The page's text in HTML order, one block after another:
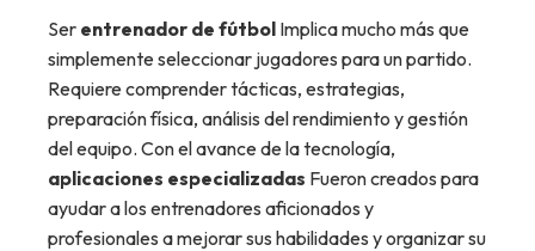
Ser entrenador de fútbol Implica mucho más que
simplemente seleccionar jugadores para un partido.
Requiere comprender tácticas, estrategias,
preparación física, análisis del rendimiento y gestión
del equipo. Con el avance de la tecnología,
aplicaciones especializadas Fueron creados para
ayudar a los entrenadores aficionados y
profesionales a mejorar sus habilidades y organizar su